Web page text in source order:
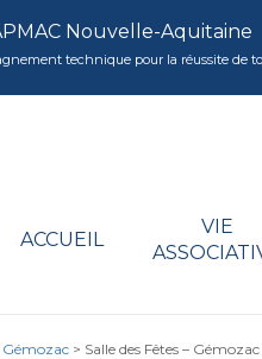
Nouvelle-Aquitaine
technique pour la réussite de
ACCUEIL
VIE
Gémozac > Salle des Fêtes – Gémozac